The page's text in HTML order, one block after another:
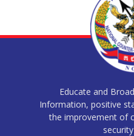
Educate and
Information, positive
the improvement of